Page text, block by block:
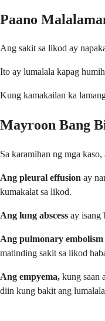
Paano
Ang sakit sa likod ay
Ito ay lumalala kapag
Kung kamakailan ka
Mayroon Bang
Sa karamihan ng mga
Ang pleural effusion ay
kumakalat sa likod.
Ang lung abscess ay isang
Ang pulmonary embolism
matinding sakit sa likod
Ang empyema, kung saan
diin kung bakit ang